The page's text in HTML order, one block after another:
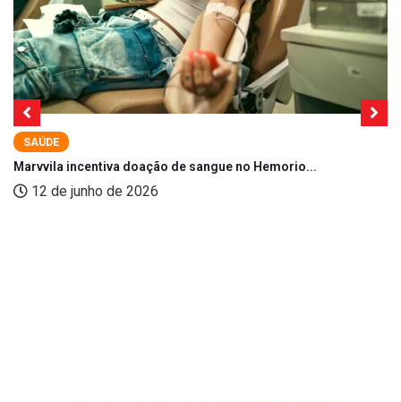
SAÚDE
Marvvila incentiva doação de sangue no Hemorio...
12 de junho de 2026